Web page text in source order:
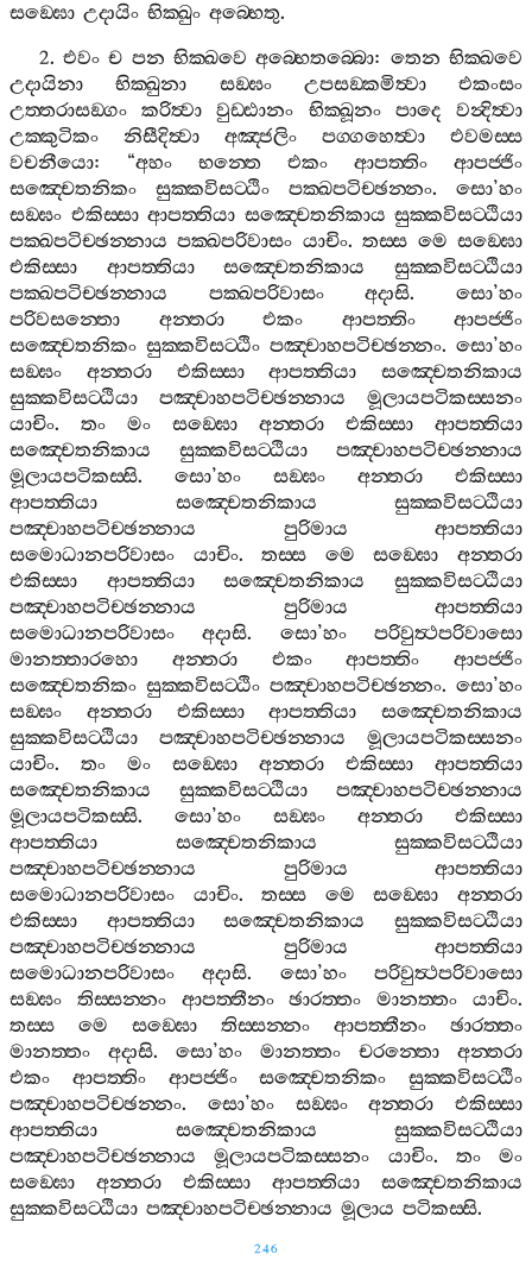
සඞ‍්ඝො උදායිං භික‍්ඛුං අබ‍්භෙතු.
2. එවං ච පන භික‍්ඛවෙ අබ‍්භෙතබ‍්බො: තෙන භික‍්ඛවෙ
උදායිනා
භික‍්ඛුනා සඞ‍්ඝං උපසඞ‍්කමිත්‍වා
එකංසං
උත‍්තරාසඞ‍්ගං
කරිත්‍වා වුඩ‍්ඪානං භික‍්ඛූනං පාදෙ
වන්‍දිත්‍වා
උක‍්කුටිකං
නිසීදිත්‍වා අඤ‍්ජලිං පග‍්ගහෙත්‍වා
එවමස‍්ස
වචනීයො: “අහං භන‍්තෙ එකං ආපත‍්තිං
ආපජ‍්ජිං
සඤ‍්චෙතනිකං
සුක‍්කවිසට‍්ඨිං පක‍්ඛපටිච‍්ඡන‍්නං. සො’හං
සඞ‍්ඝං එකිස‍්සා ආපත‍්තියා සඤ‍්චෙතනිකාය සුක‍්කවිසට‍්ඨියා
පක‍්ඛපටිච‍්ඡන‍්නාය පක‍්ඛපරිවාසං යාචිං.තස‍්ස මෙ සඞ‍්ඝො
එකිස‍්සා
ආපත‍්තියා සඤ‍්චෙතනිකාය
සුක‍්කවිසට‍්ඨියා
පක‍්ඛපටිච‍්ඡන‍්නාය
පක‍්ඛපරිවාසං අදාසි.සො’හං
පරිවසන‍්තො
අන‍්තරා එකං ආපත‍්තිං
ආපජ‍්ජිං
සඤ‍්චෙතනිකං සුක‍්කවිසට‍්ඨිං පඤ‍්චාහපටිච‍්ඡන‍්නං. සො’හං
සඞ‍්ඝං
අන‍්තරා එකිස‍්සා ආපත‍්තියා
සඤ‍්චෙතනිකාය
සුක‍්කවිසට‍්ඨියා
පඤ‍්චාහපටිච‍්ඡන‍්නාය
මූලායපටිකස‍්සනං
යාචිං. තං මං සඞ‍්ඝො අන‍්තරා එකිස‍්සා
ආපත‍්තියා
සඤ‍්චෙතනිකාය
සුක‍්කවිසට‍්ඨියා
පඤ‍්චාහපටිච‍්ඡන‍්නාය
මූලායපටිකස‍්සි. සො’හං සඞ‍්ඝං අන‍්තරා
එකිස‍්සා
ආපත‍්තියා
සඤ‍්චෙතනිකාය
සුක‍්කවිසට‍්ඨියා
පඤ‍්චාහපටිච‍්ඡන‍්නාය
පුරිමාය
ආපත‍්තියා
සමොධානපරිවාසං
යාචිං.තස‍්ස මෙ සඞ‍්ඝො
අන‍්තරා
එකිස‍්සා
ආපත‍්තියා සඤ‍්චෙතනිකාය
සුක‍්කවිසට‍්ඨියා
පඤ‍්චාහපටිච‍්ඡන‍්නාය
පුරිමාය
ආපත‍්තියා
සමොධානපරිවාසං
අදාසි. සො’හං
පරිවුත්‍ථපරිවාසො
මානත‍්තාරහො
අන‍්තරා එකං ආපත‍්තිං
ආපජ‍්ජිං
සඤ‍්චෙතනිකං සුක‍්කවිසට‍්ඨිං පඤ‍්චාහපටිච‍්ඡන‍්නං. සො’හං
සඞ‍්ඝං
අන‍්තරා එකිස‍්සා ආපත‍්තියා
සඤ‍්චෙතනිකාය
සුක‍්කවිසට‍්ඨියා
පඤ‍්චාහපටිච‍්ඡන‍්නාය
මූලායපටිකස‍්සනං
යාචිං. තං මං සඞ‍්ඝො අන‍්තරා එකිස‍්සා
ආපත‍්තියා
සඤ‍්චෙතනිකාය
සුක‍්කවිසට‍්ඨියා
පඤ‍්චාහපටිච‍්ඡන‍්නාය
මූලායපටිකස‍්සි. සො’හං සඞ‍්ඝං අන‍්තරා
එකිස‍්සා
ආපත‍්තියා
සඤ‍්චෙතනිකාය
සුක‍්කවිසට‍්ඨියා
පඤ‍්චාහපටිච‍්ඡන‍්නාය
පුරිමාය
ආපත‍්තියා
සමොධානපරිවාසං
යාචිං.තස‍්ස මෙ සඞ‍්ඝො
අන‍්තරා
එකිස‍්සා
ආපත‍්තියා සඤ‍්චෙතනිකාය
සුක‍්කවිසට‍්ඨියා
පඤ‍්චාහපටිච‍්ඡන‍්නාය
පුරිමාය
ආපත‍්තියා
සමොධානපරිවාසං
අදාසි. සො’හං
පරිවුත්‍ථපරිවාසො
සඞ‍්ඝං
තිස‍්සන‍්නං ආපත‍්තීනං ඡාරත‍්තං මානත‍්තං යාචිං.
තස‍්ස
මෙ සඞ‍්ඝො තිස‍්සන‍්නං ආපත‍්තීනං
ඡාරත‍්තං
මානත‍්තං
අදාසි. සො’හං මානත‍්තං චරන‍්තො
අන‍්තරා
එකං
ආපත‍්තිං ආපජ‍්ජිං සඤ‍්චෙතනිකං
සුක‍්කවිසට‍්ඨිං
පඤ‍්චාහපටිච‍්ඡන‍්නං. සො’හං සඞ‍්ඝං අන‍්තරා
එකිස‍්සා
ආපත‍්තියා
සඤ‍්චෙතනිකාය
සුක‍්කවිසට‍්ඨියා
පඤ‍්චාහපටිච‍්ඡන‍්නාය
මූලායපටිකස‍්සනං යාචිං. තං
මං
සඞ‍්ඝො
අන‍්තරා එකිස‍්සා ආපත‍්තියා
සඤ‍්චෙතනිකාය
සුක‍්කවිසට‍්ඨියා පඤ‍්චාහපටිච‍්ඡන‍්නාය මූලාය පටිකස‍්සි.
246